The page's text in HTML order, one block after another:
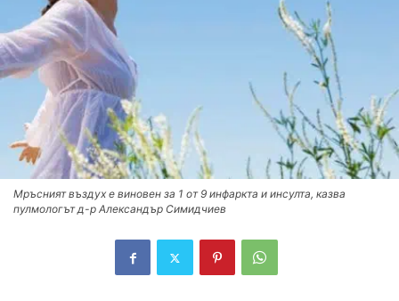
Мръсният въздух е виновен за 1 от 9 инфаркта и инсулта, казва
пулмологът д-р Александър Симидчиев